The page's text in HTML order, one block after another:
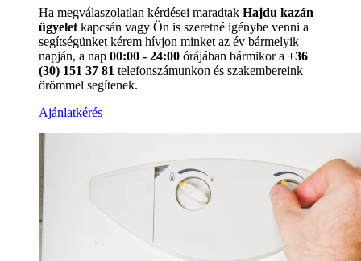
Ha megválaszolatlan kérdései maradtak Hajdu kazán
ügyelet kapcsán vagy Ön is szeretné igénybe venni a
segítségünket kérem hívjon minket az év bármelyik
napján, a nap 00:00 - 24:00 órájában bármikor a +36
(30) 151 37 81 telefonszámunkon és szakembereink
örömmel segítenek.
Ajánlatkérés